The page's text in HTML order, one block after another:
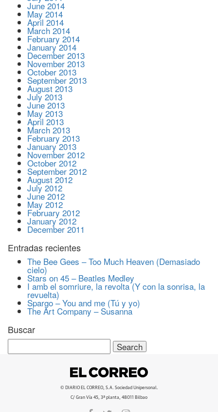
June 2014
May 2014
April 2014
March 2014
February 2014
January 2014
December 2013
November 2013
October 2013
September 2013
August 2013
July 2013
June 2013
May 2013
April 2013
March 2013
February 2013
January 2013
November 2012
October 2012
September 2012
August 2012
July 2012
June 2012
May 2012
February 2012
January 2012
December 2011
Entradas recientes
The Bee Gees – Too Much Heaven (Demasiado
cielo)
Stars on 45 – Beatles Medley
I amb el somriure, la revolta (Y con la sonrisa, la
revuelta)
Spargo – You and me (Tú y yo)
The Art Company – Susanna
Buscar
Search
for:
© DIARIO EL CORREO, S.A. Sociedad Unipersonal.
C/ Gran Vía 45, 3ª planta, 48011 Bilbao